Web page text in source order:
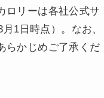
ロリーは各社公式サ
1日時点）。なお、
らかじめご了承くだ